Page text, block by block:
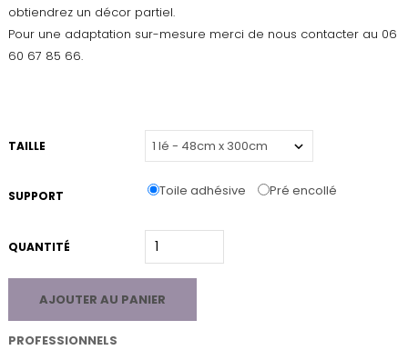
obtiendrez un décor partiel.
Pour une adaptation sur-mesure merci de nous contacter au 06
60 67 85 66.
TAILLE
SUPPORT Toile adhésive Pré encollé
QUANTITÉ
AJOUTER AU PANIER
PROFESSIONNELS